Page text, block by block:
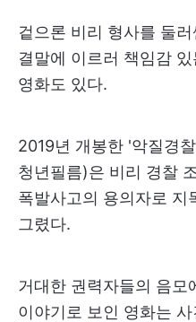
겉으론 비리 형사를 둘
결말에 이르러 책임감
영화도 있다.
2019년 개봉한 '악질경
청년필름)은 비리 경찰
폭발사고의 용의자로 지
그렸다.
거대한 권력자들의 음모
이야기로 보인 영화는